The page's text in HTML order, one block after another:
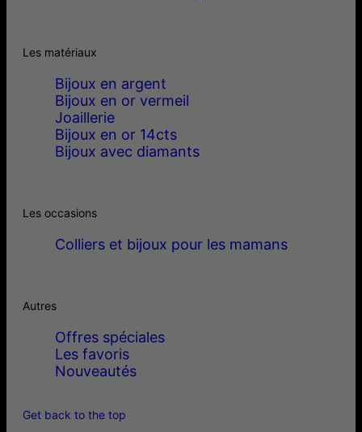
Les matériaux
Bijoux en argent
Bijoux en or vermeil
Joaillerie
Bijoux en or 14cts
Bijoux avec diamants
Les occasions
Colliers et bijoux pour les mamans
Autres
Offres spéciales
Les favoris
Nouveautés
Get back to the top